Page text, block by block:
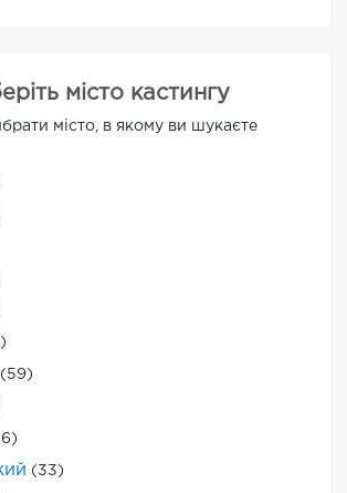
місто кастингу
місто, в якому ви шукаєте
(59)
(33)